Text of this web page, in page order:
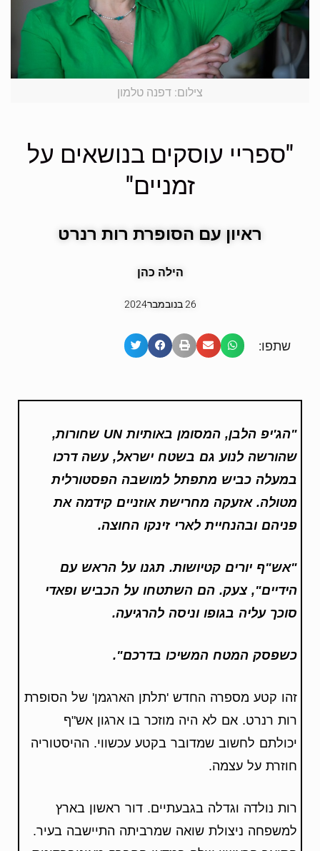
צילום: דפנה טלמון
"ספריי עוסקים בנושאים על
זמניים"
ראיון עם הסופרת רות רנרט
הילה כהן
26 בנובמבר2024
שתפו:
"הג'יפ הלבן, המסומן באותיותUN
שחורות,
שהורשה לנוע גם בשטח ישראל, עשה דרכו
במעלה כביש מתפתל למושבה הפסטורלית
מטולה. אזעקה מחרישת אוזניים קידמה את
פניהם ובהנחיית לארי זינקו החוצה.
"אש"ף יורים קטיושות. תגנו על הראש עם
הידיים", צעק. הם השתטחו על הכביש ופאדי
סוכך עליה בגופו וניסה להרגיעה.
כשפסק המטח המשיכו בדרכם".
זהו קטע מספרה החדש 'תלתן הארגמן' של הסופרת
רות רנרט. אם לא היה מוזכר בו ארגון אש"ף
יכולתם לחשוב שמדובר בקטע עכשווי. ההיסטוריה
חוזרת על עצמה.
רות נולדה וגדלה בגבעתיים. דור ראשון בארץ
למשפחה ניצולת שואה שמרביתה התיישבה בעיר.